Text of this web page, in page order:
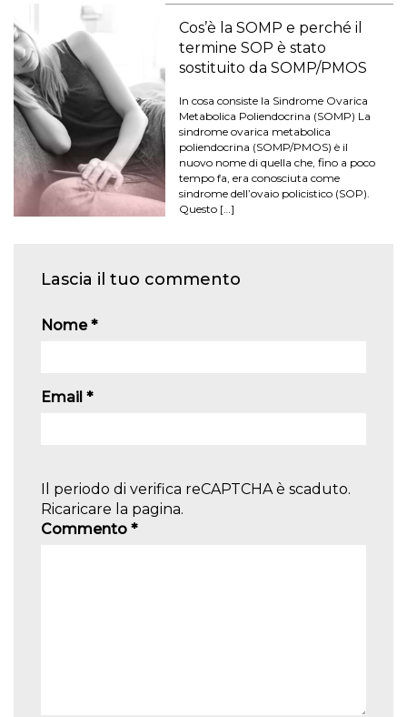
Cos’è la SOMP e perché il
termine SOP è stato
sostituito da SOMP/PMOS
In cosa consiste la Sindrome Ovarica
Metabolica Poliendocrina (SOMP) La
sindrome ovarica metabolica
poliendocrina (SOMP/PMOS) è il
nuovo nome di quella che, fino a poco
tempo fa, era conosciuta come
sindrome dell’ovaio policistico (SOP).
Questo […]
Lascia il tuo commento
Nome*
Email *
Il periodo di verifica reCAPTCHA è scaduto.
Ricaricare la pagina.
Commento *